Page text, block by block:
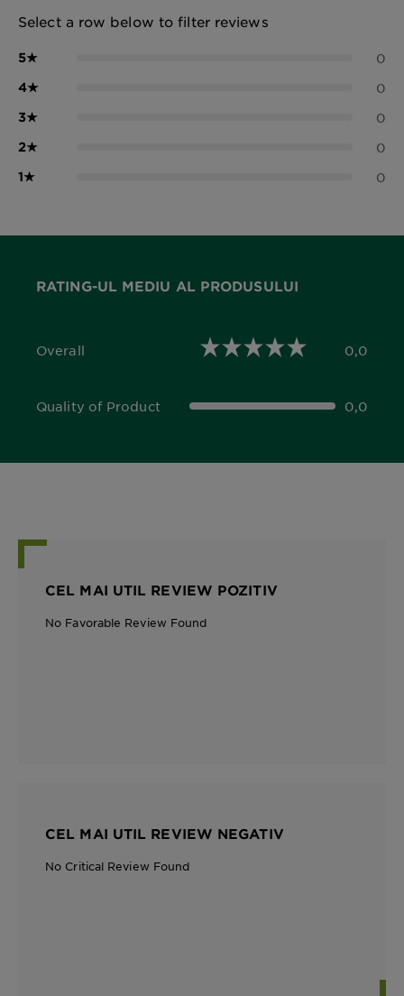
Select a row below to filter reviews
5★ 0
4★ 0
3★ 0
2★ 0
1★ 0
RATING-UL MEDIU AL PRODUSULUI
Overall
0,0 out of 5 stars 0,0
Quality of Product
0,0 out of 5 stars 0,0
CEL MAI UTIL REVIEW POZITIV
No Favorable Review Found
CEL MAI UTIL REVIEW NEGATIV
No Critical Review Found